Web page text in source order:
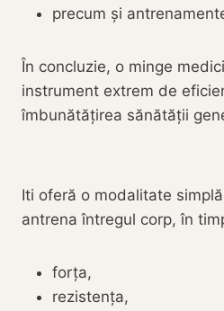
precum și
În concluzie, o minge
instrument extrem de
îmbunătățirea sănătății
Iti oferă o modalitate
antrena întregul corp, în
forța,
rezistența,